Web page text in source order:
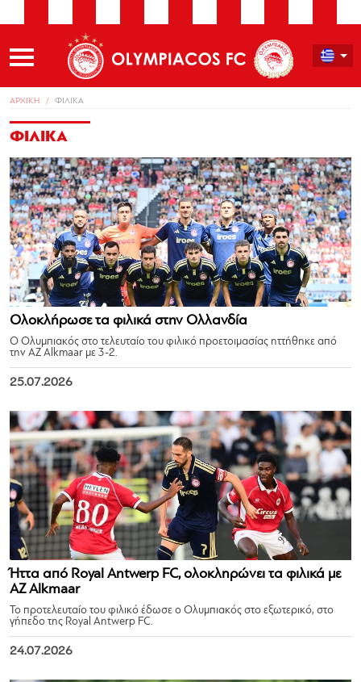
ΑΡΧΙΚΗ ΦΙΛΙΚΑ
ΦΙΛΙΚΑ
Ολοκλήρωσε τα φιλικά στην Ολλανδία
Ο Ολυμπιακός στο τελευταίο του φιλικό προετοιμασίας ηττήθηκε από
την AZ Alkmaar με 3-2.
25.07.2026
Ήττα από Royal Antwerp FC, ολοκληρώνει τα φιλικά με
AZ Alkmaar
Το προτελευταίο του φιλικό έδωσε ο Ολυμπιακός στο εξωτερικό, στο
γήπεδο της Royal Antwerp FC.
24.07.2026